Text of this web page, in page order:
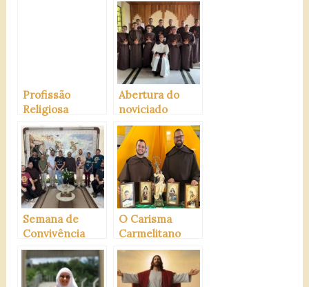
Profissão
Religiosa
(Noviciado
2025)
Abertura do
noviciado
interprovincial
carmelitano
2025
Semana de
Convivência
Vocacional
Carmelitana
O Carisma
Carmelitano